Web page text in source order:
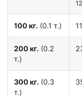
100 кг. (0.1 т.)
200 кг. (0.2
т.)
300 кг. (0.3
т.)